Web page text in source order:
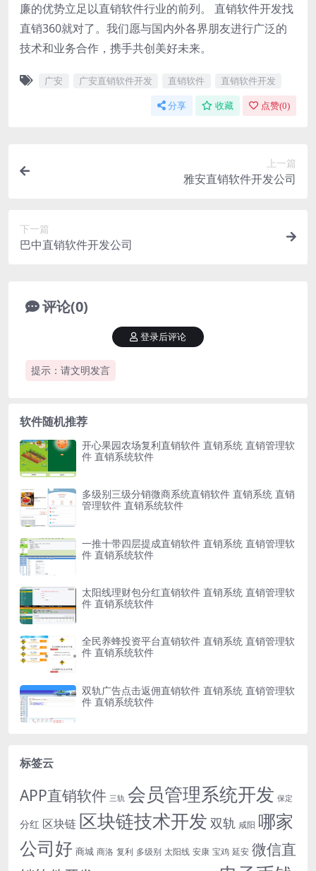
廉的优势立足以直销软件行业的前列。 直销软件开发找
直销360就对了。我们愿与国内外各界朋友进行广泛的
技术和业务合作，携手共创美好未来。
广安 广安直销软件开发 直销软件 直销软件开发
分享 收藏 点赞(0)
上一篇
雅安直销软件开发公司
下一篇
巴中直销软件开发公司
评论(0)
提示：请文明发言
登录后评论
软件随机推荐
开心果园农场复利直销软件 直销系统 直销管理软
件 直销系统软件
多级别三级分销微商系统直销软件 直销系统 直销
管理软件 直销系统软件
一推十带四层提成直销软件 直销系统 直销管理软
件 直销系统软件
太阳线理财包分红直销软件 直销系统 直销管理软
件 直销系统软件
全民养蜂投资平台直销软件 直销系统 直销管理软
件 直销系统软件
双轨广告点击返佣直销软件 直销系统 直销管理软
件 直销系统软件
标签云
APP直销软件 三轨 会员管理系统开发 保定
分红 区块链 区块链技术开发 双轨 咸阳 哪家
公司好 商城 商洛 复利 多级别 太阳线 安康 宝鸡 延安 微信直